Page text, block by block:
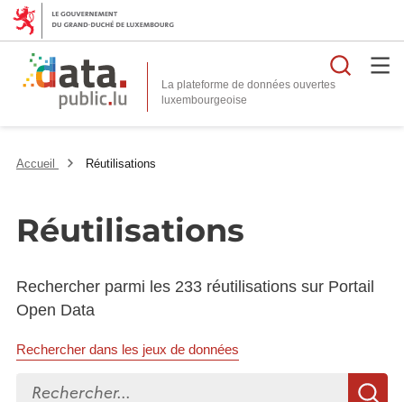
La plateforme de données ouvertes
Accueil Réutilisations
Réutilisations
Rechercher parmi les 233 réutilisations sur Portail
Open Data
Rechercher dans les jeux de données
Rechercher...